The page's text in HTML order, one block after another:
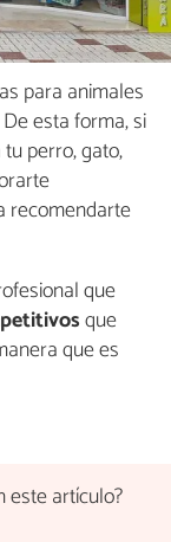
para animales
esta forma, si
perro, gato,
recomendarte
que
que
que es
este artículo?